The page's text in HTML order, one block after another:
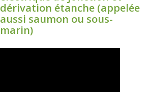
dérivation étanche (appelée
aussi saumon ou sous-
marin)